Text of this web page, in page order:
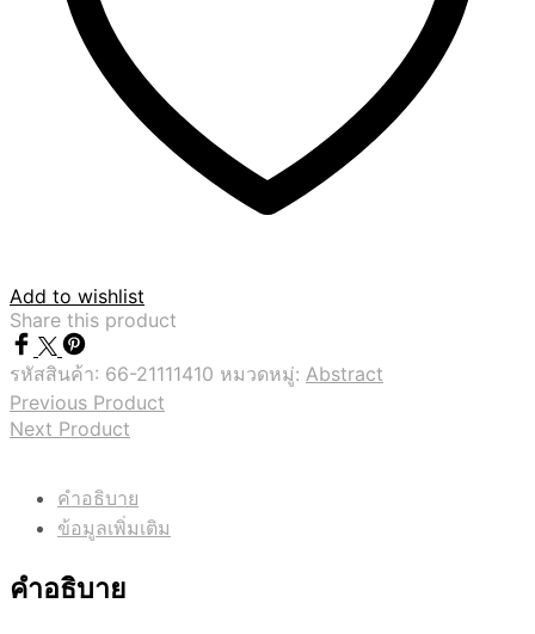
Add to wishlist
Share this product
รหัสสินค้า: 66-21111410 หมวดหมู่: Abstract
Previous Product
Next Product
คำอธิบาย
ข้อมูลเพิ่มเติม
คำอธิบาย